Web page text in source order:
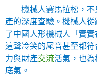
機械人賽馬拉松，
產的深度查驗。機械人
了中國人形機械人「實
這聲冷笑的尾音甚至都
力與財產交流活氣，也
底氣。